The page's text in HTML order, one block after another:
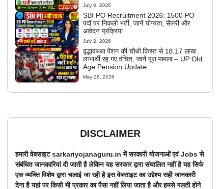
July 6, 2026
SBI PO Recruitment 2026: 1500 PO
पदों पर निकली भर्ती, जानें योग्यता, सैलरी और
आवेदन प्रक्रिया
July 2, 2026
वृद्धावस्था पेंशन की चौथी किस्त से 18.17 लाख
लाभार्थी रह गए वंचित, जानें पूरा मामला – UP Old
Age Pension Update
May 26, 2026
DISCLAIMER
हमारी वेबसाइट sarkariyojanaguru.in में सरकारी योजनाओं एवं Jobs से
संबंधित जानकारियां दी जाती है लेकिन यह सरकार द्वारा संचालित नहीं है यह सिर्फ
एक व्यक्ति विशेष द्वारा चलाई जा रही है इस वेबसाइट का उद्देश्य सही जानकारी
देना है यहां पर किसी भी प्रकार का पैसा नहीं लिया जाता है और हमसे गलती होने